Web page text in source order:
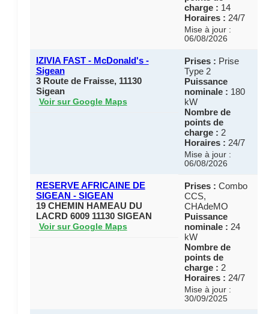
charge : 14
Horaires : 24/7
Mise à jour :
06/08/2026
IZIVIA FAST - McDonald's -
Sigean
3 Route de Fraisse, 11130
Sigean
Voir sur Google Maps
Prises : Prise
Type 2
Puissance
nominale : 180
kW
Nombre de
points de
charge : 2
Horaires : 24/7
Mise à jour :
06/08/2026
RESERVE AFRICAINE DE
SIGEAN - SIGEAN
19 CHEMIN HAMEAU DU
LACRD 6009 11130 SIGEAN
Voir sur Google Maps
Prises : Combo
CCS,
CHAdeMO
Puissance
nominale : 24
kW
Nombre de
points de
charge : 2
Horaires : 24/7
Mise à jour :
30/09/2025